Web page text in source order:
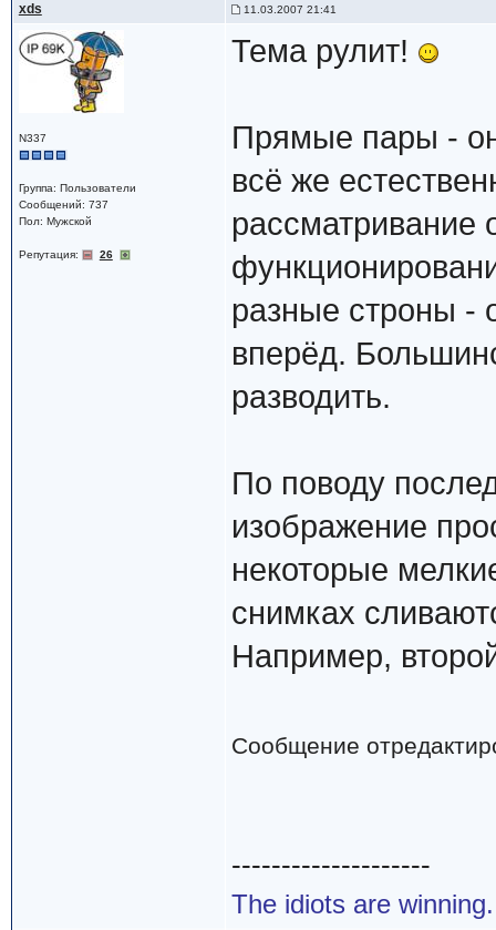
xds 11.03.2007 21:41
N337
Группа: Пользователи
Сообщений: 737
Пол: Мужской
Репутация: 26
Тема рулит!
Прямые пары -
всё же
рассматривание
разные строны -
вперёд.
разводить.
По поводу
изображение
некоторые
снимках
Например,
Сообщение
--------------------
The idiots are winning.